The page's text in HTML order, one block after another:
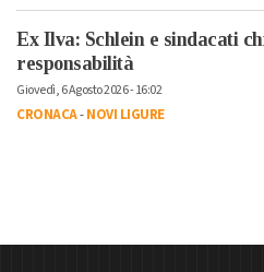
Ex Ilva: Schlein e sindacati
responsabilità
Giovedì, 6 Agosto 2026 - 16:02
CRONACA-NOVI LIGURE